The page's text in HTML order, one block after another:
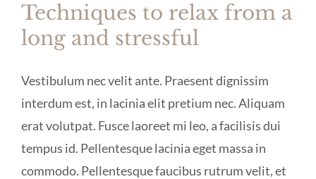
Techniques to relax from a
long and stressful
Vestibulum nec velit ante. Praesent dignissim
interdum est, in lacinia elit pretium nec. Aliquam
erat volutpat. Fusce laoreet mi leo, a facilisis dui
tempus id. Pellentesque lacinia eget massa in
commodo. Pellentesque faucibus rutrum velit, et